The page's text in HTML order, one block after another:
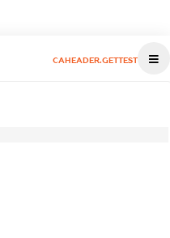
CAHEADER.GETTEST